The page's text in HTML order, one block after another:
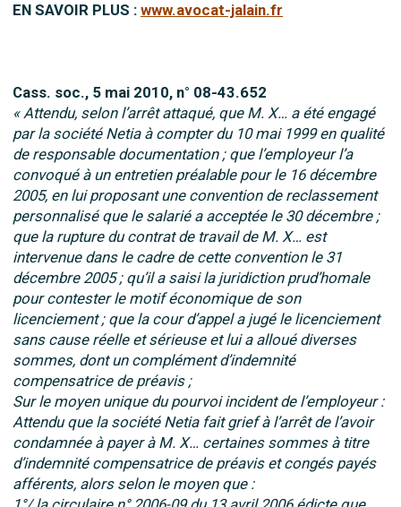
EN SAVOIR PLUS : www.avocat-jalain.fr
Cass. soc., 5 mai 2010, n° 08-43.652
« Attendu, selon l’arrêt attaqué, que M. X… a été engagé
par la société Netia à compter du 10 mai 1999 en qualité
de responsable documentation ; que l’employeur l’a
convoqué à un entretien préalable pour le 16 décembre
2005, en lui proposant une convention de reclassement
personnalisé que le salarié a acceptée le 30 décembre ;
que la rupture du contrat de travail de M. X… est
intervenue dans le cadre de cette convention le 31
décembre 2005 ; qu’il a saisi la juridiction prud’homale
pour contester le motif économique de son
licenciement ; que la cour d’appel a jugé le licenciement
sans cause réelle et sérieuse et lui a alloué diverses
sommes, dont un complément d’indemnité
compensatrice de préavis ;
Sur le moyen unique du pourvoi incident de l’employeur :
Attendu que la société Netia fait grief à l’arrêt de l’avoir
condamnée à payer à M. X… certaines sommes à titre
d’indemnité compensatrice de préavis et congés payés
afférents, alors selon le moyen que :